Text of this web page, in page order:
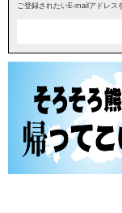
ご登録されたいE-mailアドレス